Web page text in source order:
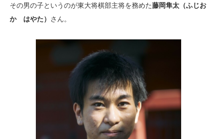
その男の子というのが東大将棋部主将を務めた藤岡隼太（ふじお
か はやた） さん。